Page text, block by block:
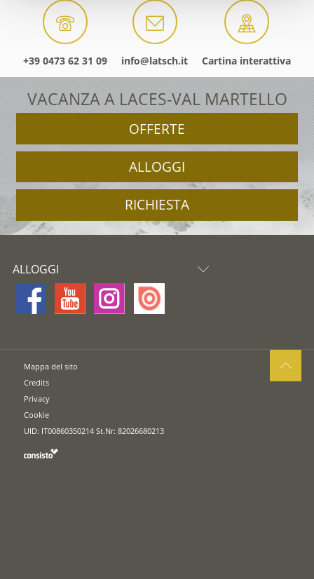
+39 0473 62 31 09 info@latsch.it Cartina interattiva
VACANZA A LACES-VAL MARTELLO
OFFERTE
ALLOGGI
RICHIESTA
ALLOGGI
Mappa del sito
Credits
Privacy
Cookie
UID: IT00860350214 St.Nr: 82026680213